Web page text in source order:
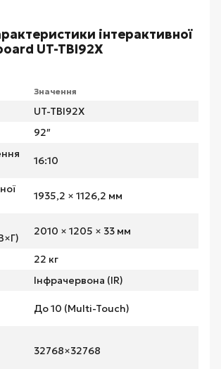
інтерактивної
UT-TBI92X
Значення
UT-TBI92X
92″
16:10
1935,2 × 1126,2 мм
2010 × 1205 × 33 мм
22 кг
Інфрачервона (IR)
До 10 (Multi-Touch)
32768×32768